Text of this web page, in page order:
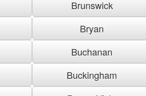
Brunswick
Bryan
Buchanan
Buckingham